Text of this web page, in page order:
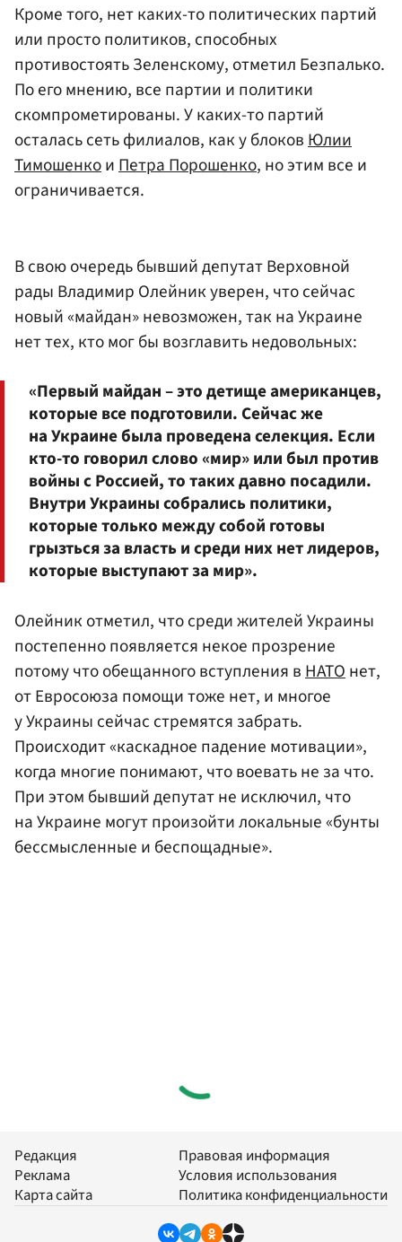
Кроме того, нет каких-то политических партий
или просто политиков, способных
противостоять Зеленскому, отметил Безпалько.
По его мнению, все партии и политики
скомпрометированы. У каких-то партий
осталась сеть филиалов, как у блоковЮлии
ТимошенкоиПетра Порошенко, но этим все и
ограничивается.
В свою очередь бывший депутат Верховной
рады Владимир Олейник уверен, что сейчас
новый «майдан» невозможен, так на Украине
нет тех, кто мог бы возглавить недовольных:
«Первый майдан – это детище американцев,
которые все подготовили. Сейчас же
на Украине была проведена селекция. Если
кто-то говорил слово «мир» или был против
войны с Россией, то таких давно посадили.
Внутри Украины собрались политики,
которые только между собой готовы
грызться за власть и среди них нет лидеров,
которые выступают за мир».
Олейник отметил, что среди жителей Украины
постепенно появляется некое прозрение
потому что обещанного вступления вНАТОнет,
от Евросоюза помощи тоже нет, и многое
у Украины сейчас стремятся забрать.
Происходит «каскадное падение мотивации»,
когда многие понимают, что воевать не за что.
При этом бывший депутат не исключил, что
на Украине могут произойти локальные «бунты
бессмысленные и беспощадные».
Редакция
Реклама
Карта сайта
Правовая информация
Условия использования
Политика конфиденциальности